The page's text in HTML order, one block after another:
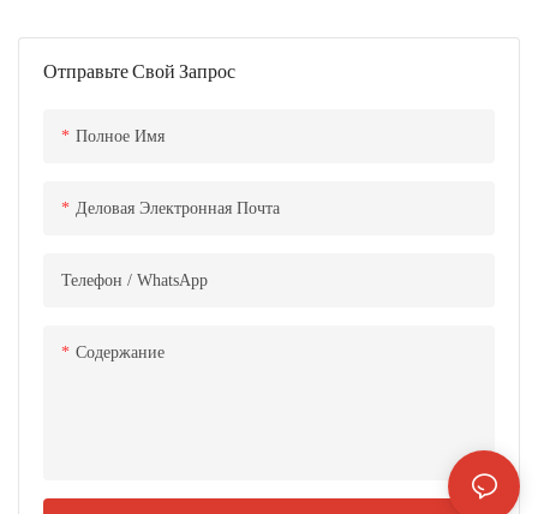
Отправьте Свой Запрос
Полное Имя
Деловая Электронная Почта
Телефон / WhatsApp
Содержание
заготовки под любым углом. 2.
Эргономичный дизайн,
гибкость и удобство в
высококачественного материала,
поверхности заготовки. 4.
на выбор, что позволяет легко
обеспечивает более безопасную